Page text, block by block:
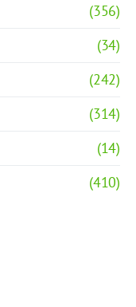
(356)
(34)
(242)
(314)
(14)
(410)